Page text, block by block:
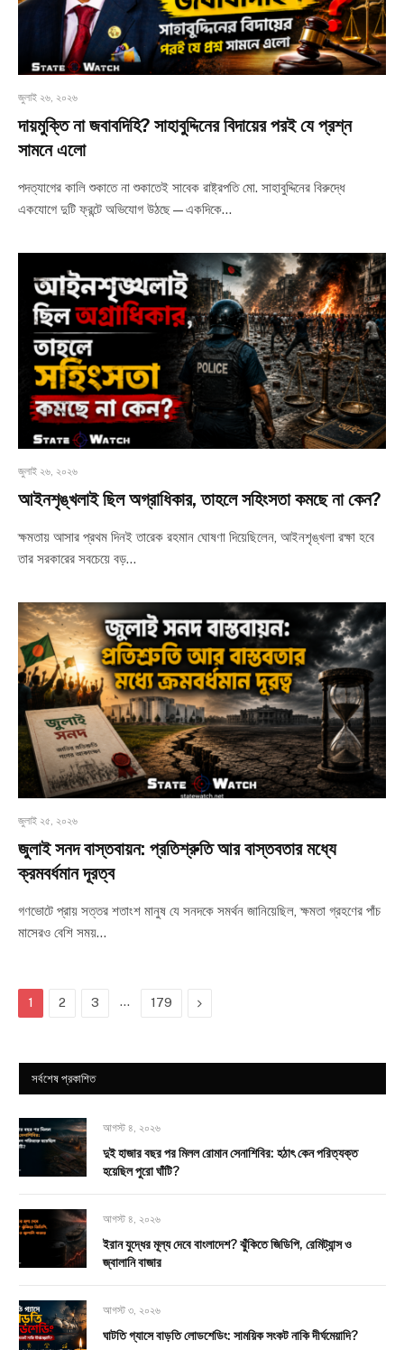
জুলাই ২৬, ২০২৬
দায়মুক্তি না জবাবদিহি? সাহাবুদ্দিনের বিদায়ের পরই যে প্রশ্ন
সামনে এলো
পদত্যাগের কালি শুকাতে না শুকাতেই সাবেক রাষ্ট্রপতি মো. সাহাবুদ্দিনের বিরুদ্ধে
একযোগে দুটি ফ্রন্টে অভিযোগ উঠছে—একদিকে…
জুলাই ২৬, ২০২৬
আইনশৃঙ্খলাই ছিল অগ্রাধিকার, তাহলে সহিংসতা কমছে না কেন?
ক্ষমতায় আসার প্রথম দিনই তারেক রহমান ঘোষণা দিয়েছিলেন, আইনশৃঙ্খলা রক্ষা হবে
তার সরকারের সবচেয়ে বড়…
জুলাই ২৫, ২০২৬
জুলাই সনদ বাস্তবায়ন: প্রতিশ্রুতি আর বাস্তবতার মধ্যে
ক্রমবর্ধমান দূরত্ব
গণভোটে প্রায় সত্তর শতাংশ মানুষ যে সনদকে সমর্থন জানিয়েছিল, ক্ষমতা গ্রহণের পাঁচ
মাসেরও বেশি সময়…
1 2 3 … 179 Next
সর্বশেষ প্রকাশিত
আগস্ট ৪, ২০২৬
দুই হাজার বছর পর মিলল রোমান সেনাশিবির: হঠাৎ কেন পরিত্যক্ত
হয়েছিল পুরো ঘাঁটি?
আগস্ট ৪, ২০২৬
ইরান যুদ্ধের মূল্য দেবে বাংলাদেশ? ঝুঁকিতে জিডিপি, রেমিট্যান্স ও
জ্বালানি বাজার
আগস্ট ৩, ২০২৬
ঘাটতি গ্যাসে বাড়তি লোডশেডিং: সাময়িক সংকট নাকি দীর্ঘমেয়াদি?